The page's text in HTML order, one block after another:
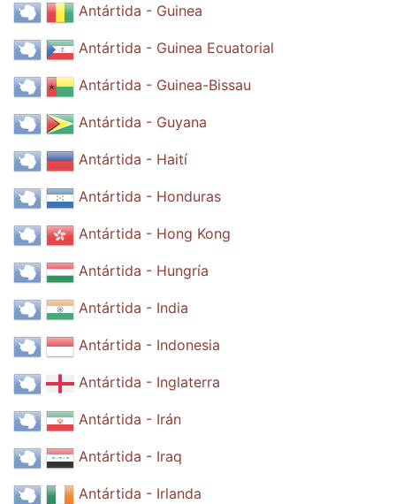
Antártida - Guinea
Antártida - Guinea Ecuatorial
Antártida - Guinea-Bissau
Antártida - Guyana
Antártida - Haití
Antártida - Honduras
Antártida - Hong Kong
Antártida - Hungría
Antártida - India
Antártida - Indonesia
Antártida - Inglaterra
Antártida - Irán
Antártida - Iraq
Antártida - Irlanda